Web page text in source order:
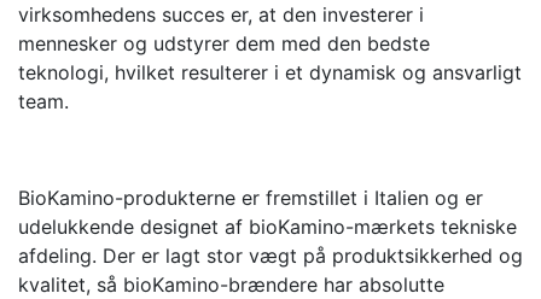
virksomhedens succes er, at den investerer i
mennesker og udstyrer dem med den bedste
teknologi, hvilket resulterer i et dynamisk og ansvarligt
team.
BioKamino-produkterne er fremstillet i Italien og er
udelukkende designet af bioKamino-mærkets tekniske
afdeling. Der er lagt stor vægt på produktsikkerhed og
kvalitet, så bioKamino-brændere har absolutte